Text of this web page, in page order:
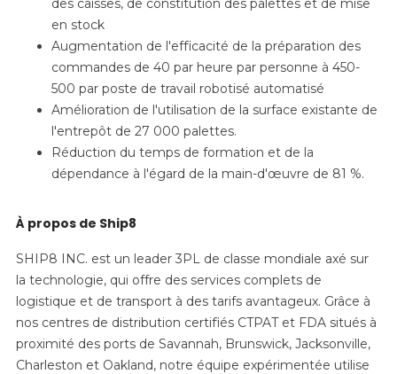
en stock
Augmentation de l'efficacité de la préparation des
commandes de 40 par heure par personne à 450-
500 par poste de travail robotisé automatisé
Amélioration de l'utilisation de la surface existante de
l'entrepôt de 27 000 palettes.
Réduction du temps de formation et de la
dépendance à l'égard de la main-d'œuvre de 81 %.
À propos de Ship8
SHIP8 INC. est un leader 3PL de classe mondiale axé sur
la technologie, qui offre des services complets de
logistique et de transport à des tarifs avantageux. Grâce à
nos centres de distribution certifiés CTPAT et FDA situés à
proximité des ports de Savannah, Brunswick, Jacksonville,
Charleston et Oakland, notre équipe expérimentée utilise